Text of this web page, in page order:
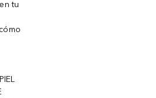
tu